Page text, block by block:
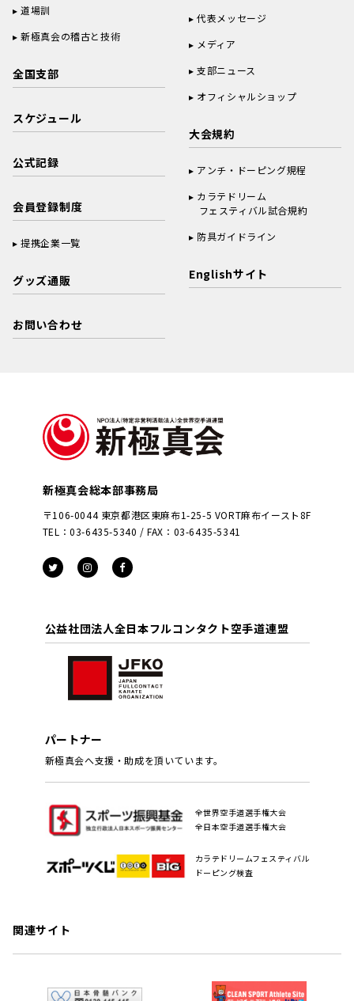
道場訓
新極真会の稽古と技術
全国支部
スケジュール
公式記録
会員登録制度
提携企業一覧
グッズ通販
お問い合わせ
代表メッセージ
メディア
支部ニュース
オフィシャルショップ
大会規約
アンチ・ドーピング規程
カラテドリーム
フェスティバル試合規約
防具ガイドライン
Englishサイト
新極真会総本部事務局
〒106-0044 東京都港区東麻布1-25-5 VORT麻布イースト8F
TEL：03-6435-5340 / FAX：03-6435-5341
公益社団法人全日本フルコンタクト空手道連盟
パートナー
新極真会へ支援・助成を頂いています。
全世界空手道選手権大会
全日本空手道選手権大会
カラテドリームフェスティバル
ドーピング検査
関連サイト